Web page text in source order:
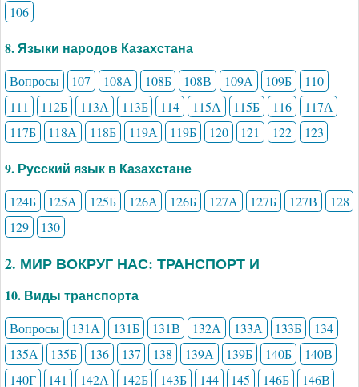
106
8. Языки народов Казахстана
Вопросы 107 108А 108Б 108В 109А 109Б
110
111
112Б 113А 113Б 114 115А 115Б 116
117А
117Б
118А 118Б 119А 119Б 120 121 122 123
9. Русский язык в Казахстане
124Б 125А 125Б 126А 126Б 127А 127Б 127В
128
129
130
2. МИР ВОКРУГ НАС: ТРАНСПОРТ И
10. Виды транспорта
Вопросы 131А 131Б 131В 132А 133А 133Б
134
135А
135Б 136 137 138 139А 139Б 140Б
140В
140Г
141 142А 142Б 143Б 144 145 146Б 146В